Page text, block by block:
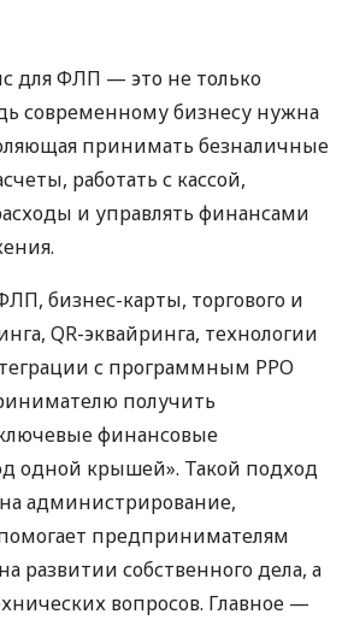
для ФЛП — это не только
современному бизнесу нужна
принимать безналичные
работать с кассой,
и управлять финансами
бизнес-карты, торгового и
QR-эквайринга, технологии
с программным РРО
получить
финансовые
одной крышей». Такой подход
администрирование,
предпринимателям
развитии собственного дела, а
вопросов. Главное —